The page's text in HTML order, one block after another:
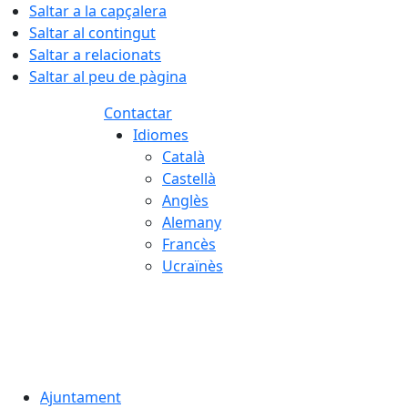
Saltar a la capçalera
Saltar al contingut
Saltar a relacionats
Saltar al peu de pàgina
Contactar
Idiomes
Català
Castellà
Anglès
Alemany
Francès
Ucraïnès
Ajuntament